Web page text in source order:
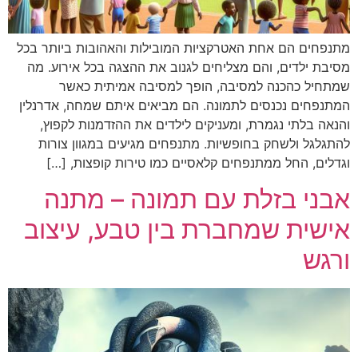
מתנפחים הם אחת האטרקציות המובילות והאהובות ביותר בכל
מסיבת ילדים, והם מצליחים לגנוב את ההצגה בכל אירוע. מה
שמתחיל כהכנה למסיבה, הופך למסיבה אמיתית כאשר
המתנפחים נכנסים לתמונה. הם מביאים איתם שמחה, אדרנלין
והנאה בלתי נגמרת, ומעניקים לילדים את ההזדמנות לקפוץ,
להתגלגל ולשחק בחופשיות. מתנפחים מגיעים במגוון צורות
וגדלים, החל ממתנפחים קלאסיים כמו טירות קופצות, […]
אבני בזלת עם תמונה – מתנה
אישית שמחברת בין טבע, עיצוב
ורגש